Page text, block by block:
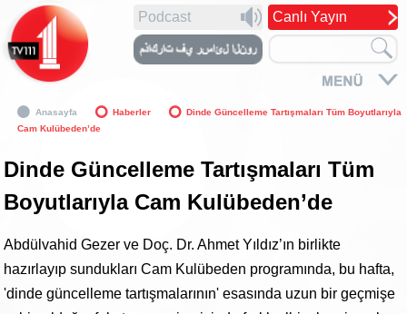
Canlı Yayın
Podcast
Anasayfa Haberler
Dinde Güncelleme Tartışmaları Tüm Boyutlarıyla
Cam Kulübeden’de
Dinde Güncelleme Tartışmaları Tüm
Boyutlarıyla Cam Kulübeden’de
Abdülvahid Gezer ve Doç. Dr. Ahmet Yıldız’ın birlikte
hazırlayıp sundukları Cam Kulübeden programında, bu hafta,
'dinde güncelleme tartışmalarının' esasında uzun bir geçmişe